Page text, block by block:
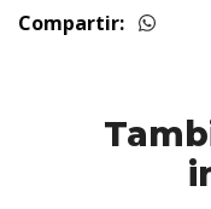
Compartir: